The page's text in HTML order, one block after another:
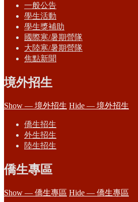
一般公告
學生活動
學生獎補助
國際寒/暑期營隊
大陸寒/暑期營隊
焦點新聞
境外招生
Show — 境外招生 Hide — 境外招生
僑生招生
外生招生
陸生招生
僑生專區
Show — 僑生專區 Hide — 僑生專區